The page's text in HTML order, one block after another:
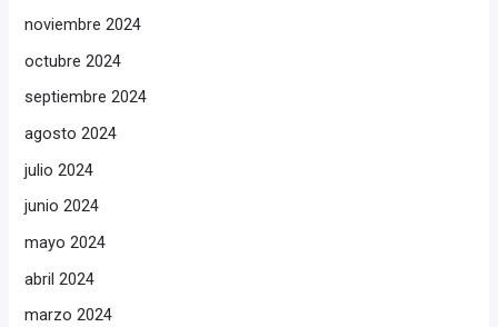
noviembre 2024
octubre 2024
septiembre 2024
agosto 2024
julio 2024
junio 2024
mayo 2024
abril 2024
marzo 2024